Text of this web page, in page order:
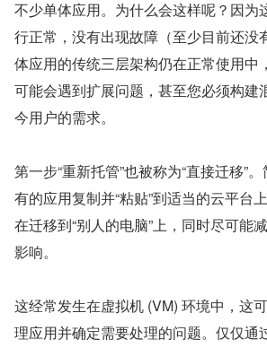
不少单体应用。为什么会这样呢？因为
行正常，没有出现故障（至少目前还没
体应用的传统三层架构仍在正常使用中
可能会遇到扩展问题，甚至您必须构建
今用户的需求。
第一步“重新托管”也被称为“直接迁移”
有的应用复制并“粘贴”到适当的云平台
在迁移到“别人的电脑”上，同时尽可能
影响。
这经常发生在虚拟机 (VM) 环境中，这
理应用并确定需要处理的问题。仅仅通